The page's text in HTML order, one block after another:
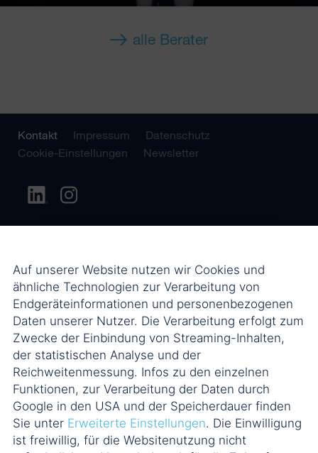
alle Berater
Kontakt Impressum
Datenschutz
Cookie-Einstellungen
Newsletter
Auf unserer Website nutzen wir Cookies und
ähnliche Technologien zur Verarbeitung von
Endgeräteinformationen und personenbezogenen
Daten unserer Nutzer. Die Verarbeitung erfolgt zum
Zwecke der Einbindung von Streaming-Inhalten,
der statistischen Analyse und der
Reichweitenmessung. Infos zu den einzelnen
Funktionen, zur Verarbeitung der Daten durch
Google in den USA und der Speicherdauer finden
Sie unter Erweiterte Einstellungen. Die Einwilligung
ist freiwillig, für die Websitenutzung nicht